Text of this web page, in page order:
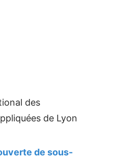
des
de Lyon
de sous-